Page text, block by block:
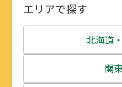
エリアで探す
北海道
北海
関